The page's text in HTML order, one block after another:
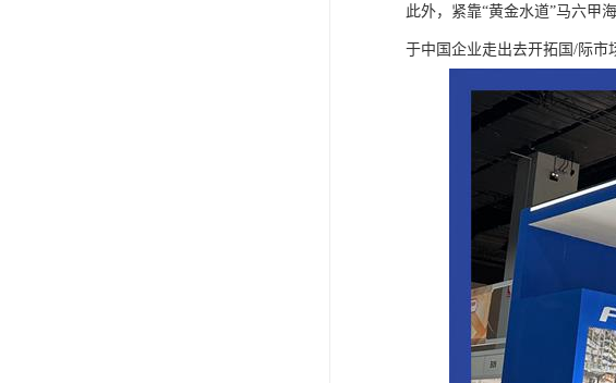
此外，紧靠“黄金水道”马六甲
于中国企业走出去开拓国/际市